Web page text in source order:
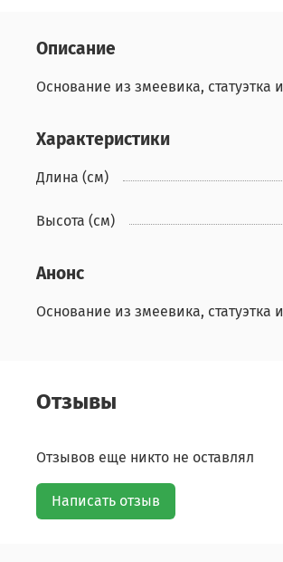
Описание
Основание из змеевика,
Характеристики
Длина (см)
Высота (см)
Анонс
Основание из змеевика,
Отзывы
Отзывов еще никто не оставлял
Написать отзыв